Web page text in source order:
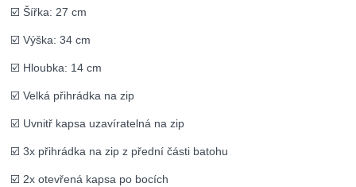
☑️ Šířka: 27 cm
☑️ Výška: 34 cm
☑️ Hloubka: 14 cm
☑️ Velká přihrádka na zip
☑️ Uvnitř kapsa uzavíratelná na zip
☑️ 3x přihrádka na zip z přední části batohu
☑️ 2x otevřená kapsa po bocích